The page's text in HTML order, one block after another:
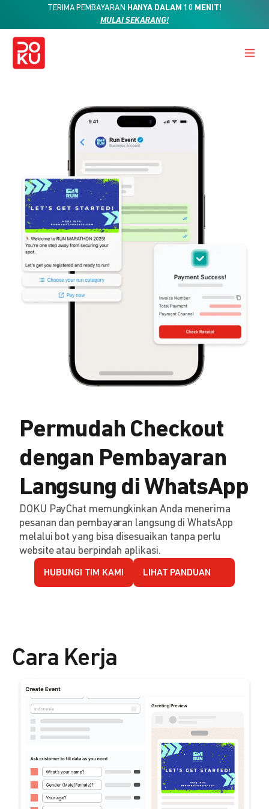
TERIMA PEMBAYARAN HANYA DALAM 10 MENIT!
MULAI SEKARANG!
Permudah Checkout
dengan Pembayaran
Langsung di WhatsApp
DOKU PayChat memungkinkan Anda menerima
pesanan dan pembayaran langsung di WhatsApp
melalui bot yang bisa disesuaikan tanpa perlu
website atau berpindah aplikasi.
HUBUNGI TIM KAMI LIHAT PANDUAN
Cara Kerja